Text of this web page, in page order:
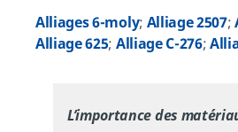
Alliages 6-moly; Alliage 2507;
Alliage 625; Alliage C-276;
L’importance des